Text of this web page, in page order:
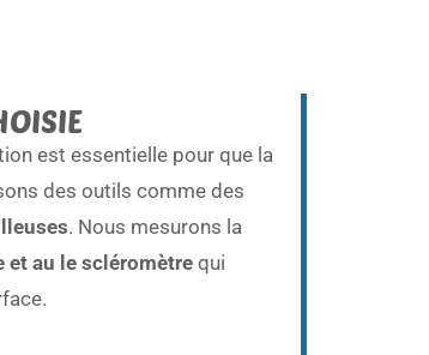
est essentielle pour que la
des outils comme des
. Nous mesurons la
et au le scléromètre qui